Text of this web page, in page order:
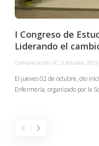
I Congreso de
Liderando el
Comunicación UC, 3 octubre, 2025
El jueves 02 de octubre, dio
Enfermería, organizado por la